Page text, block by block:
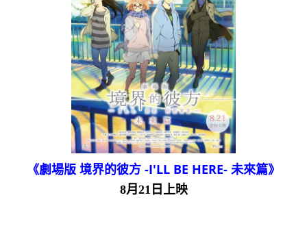
《劇場版 境界的彼方 -I'LL BE HERE- 未來篇》
8月21日上映